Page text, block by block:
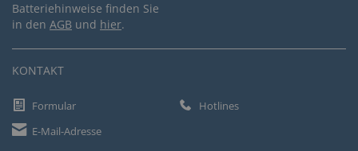
Batteriehinweise finden Sie
in den AGB und hier.
KONTAKT
Formular
Hotlines
E-Mail-Adresse